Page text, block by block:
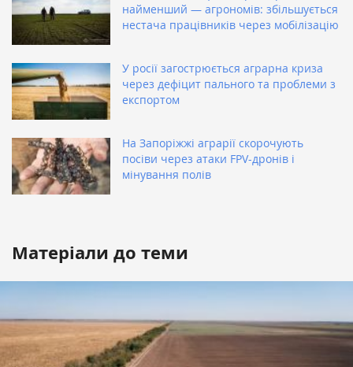
найменший — агрономів: збільшується
нестача працівників через мобілізацію
У росії загострюється аграрна криза
через дефіцит пального та проблеми з
експортом
На Запоріжжі аграрії скорочують
посіви через атаки FPV-дронів і
мінування полів
Матеріали до теми